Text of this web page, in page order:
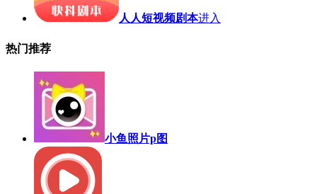
人人短视频剧本进入
热门推荐
小鱼照片p图